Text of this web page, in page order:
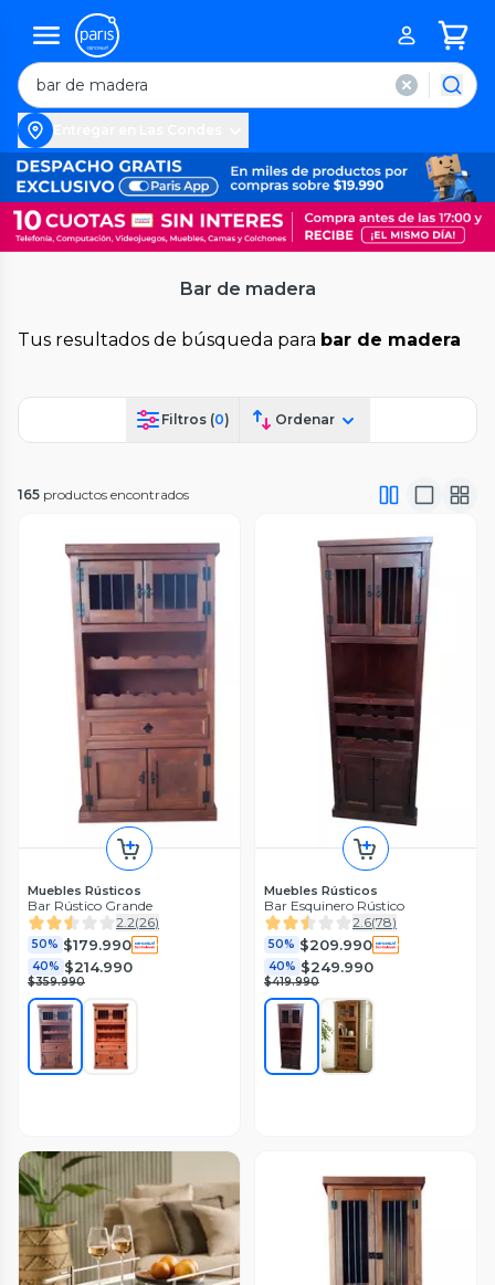
Bar de madera
Tus resultados de búsqueda para bar de madera
Filtros (0) Ordenar
165 productos encontrados
Muebles Rústicos
Bar Rústico Grande
2.2(26)
50% $179.990
40% $214.990
$359.990
Muebles Rústicos
Bar Esquinero Rústico
2.6(78)
50% $209.990
40% $249.990
$419.990